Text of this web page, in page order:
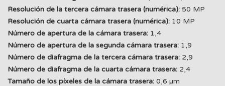
Resolución de la tercera cámara trasera (numérica): 50 MP
Resolución de cuarta cámara trasera (numérica): 10 MP
Número de apertura de la cámara trasera: 1,4
Número de apertura de la segunda cámara trasera: 1,9
Número de diafragma de la tercera cámara trasera: 2,9
Número de diafragma de la cuarta cámara trasera: 2,4
Tamaño de los píxeles de la cámara trasera: 0,6 µm